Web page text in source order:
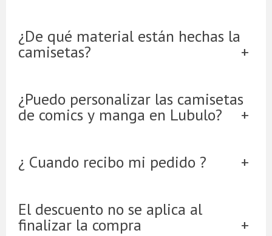
¿De qué material están hechas la
camisetas?
¿Puedo personalizar las camisetas
de comics y manga en Lubulo?
¿ Cuando recibo mi pedido ?
El descuento no se aplica al
finalizar la compra